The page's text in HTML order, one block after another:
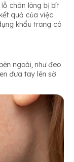
chân lông bị bít
quả của việc
khẩu trang có
ngoài, như đeo
đưa tay lên sờ